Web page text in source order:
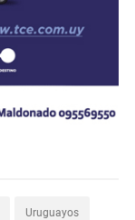
Uruguayos